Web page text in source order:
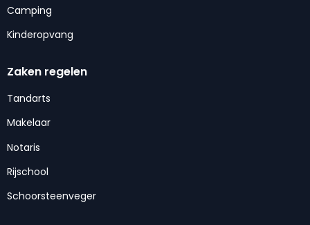
Camping
Kinderopvang
Zaken regelen
Tandarts
Makelaar
Notaris
Rijschool
Schoorsteenveger